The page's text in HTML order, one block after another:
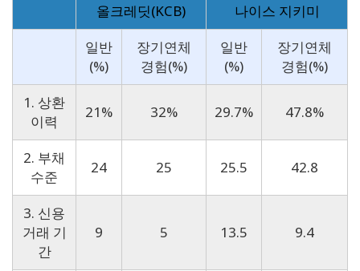
올크레딧(KCB)
나이스 지키미
일반
(%)
장기연체
경험(%)
일반
(%)
장기연체
경험(%)
1. 상환
이력
21% 32% 29.7% 47.8%
2. 부채
수준
24 25 25.5 42.8
3. 신용
거래 기
간
9 5 13.5 9.4